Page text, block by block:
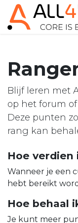
Overslaan naar
Blijf leren met
op het forum
Deze punten
rang kan
Hoe verdien
Wanneer je een
hebt bereikt
Hoe behaal
Je kunt meer